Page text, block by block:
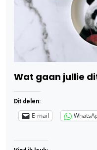
Wat gaan jullie
Dit delen:
E-mail